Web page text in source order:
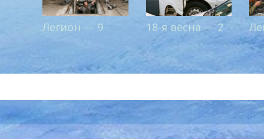
Легион — 9 18-я весна — 2